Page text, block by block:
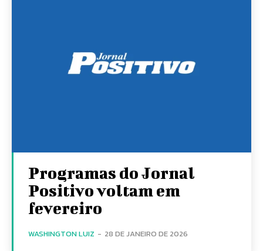
Programas do Jornal
Positivo voltam em
fevereiro
WASHINGTON LUIZ - 28 DE JANEIRO DE 2026